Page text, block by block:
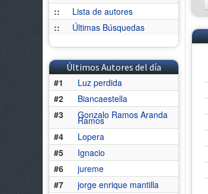
::
Lista de autores
::
Últimas Búsquedas
Últimos Autores del día
#1
Luz perdida
#2
Biancaestella
#3
Gonzalo Ramos Aranda
Ramos
#4
Lopera
#5
Ignacio
#6
jureme
#7
jorge enrique mantilla